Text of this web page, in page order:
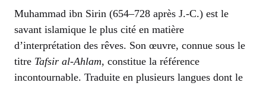
Muhammad ibn Sirin (654–728 après J.-C.) est le
savant islamique le plus cité en matière
d’interprétation des rêves. Son œuvre, connue sous le
titre Tafsir al-Ahlam, constitue la référence
incontournable. Traduite en plusieurs langues dont le